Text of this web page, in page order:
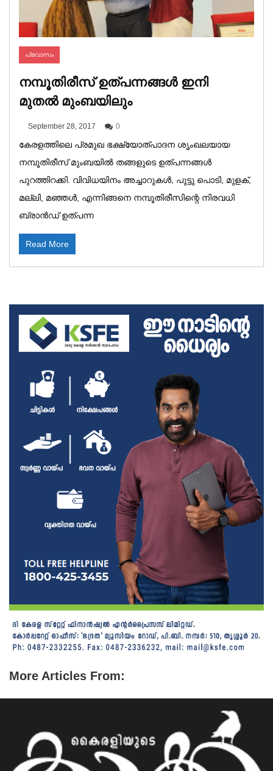
പ്രവാസം
നമ്പൂതിരീസ് ഉത്പന്നങ്ങള്‍ ഇനി
മുതല്‍ മുംബയിലും
September 28, 2017 0
കേരളത്തിലെ പ്രമുഖ ഭക്ഷ്യോത്പാദന ശൃംഖലയായ
നമ്പൂതിരീസ് മുംബയിൽ തങ്ങളുടെ ഉത്പന്നങ്ങൾ
പുറത്തിറക്കി. വിവിധയിനം അച്ചാറുകൾ, പുട്ടു പൊടി, മുളക്,
മല്ലി, മഞ്ഞൾ, എന്നിങ്ങനെ നമ്പൂതിരീസിന്റെ നിരവധി
ബ്രാൻഡ് ഉത്പന്ന
Read More
More Articles From: